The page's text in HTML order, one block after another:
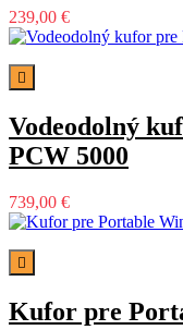
239,00 €

Vodeodolný
PCW 5000
739,00 €

Kufor pre